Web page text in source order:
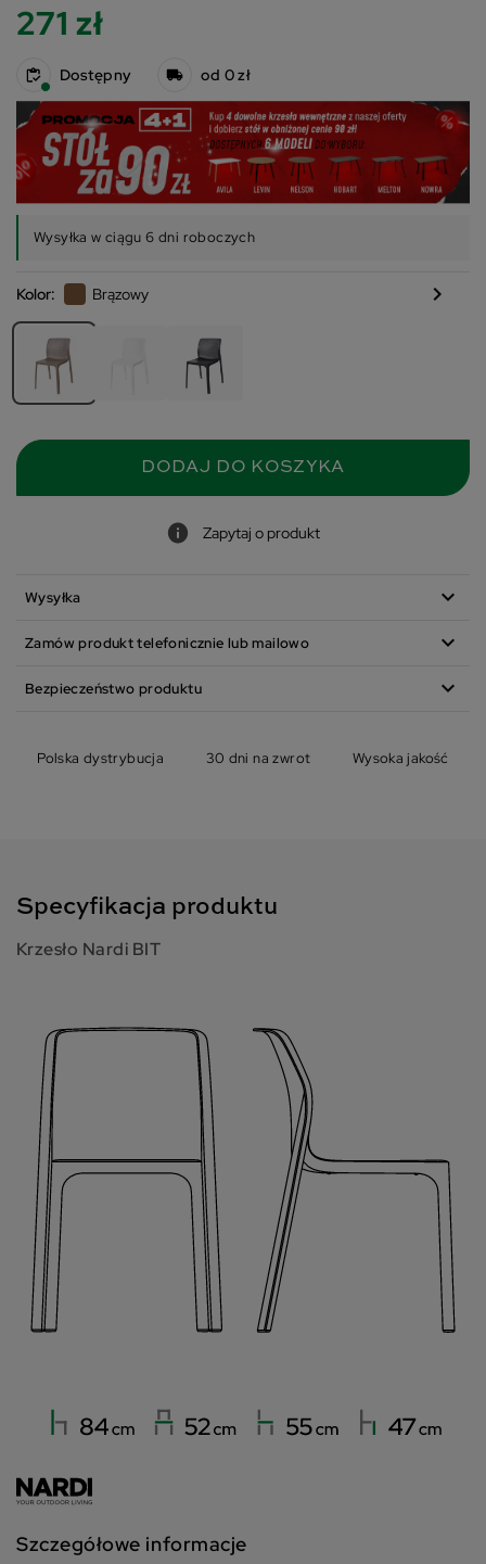
271 zł
Dostępny od 0 zł
Wysyłka w ciągu 6 dni roboczych
Kolor: Brązowy chevron_right
DODAJ DO KOSZYKA
Zapytaj o produkt
Wysyłka expand_more
Zamów produkt telefonicznie lub mailowo expand_more
Bezpieczeństwo produktu expand_more
Polska dystrybucja 30 dni na zwrot Wysoka jakość
Specyfikacja produktu
Krzesło Nardi BIT
Szczegółowe informacje